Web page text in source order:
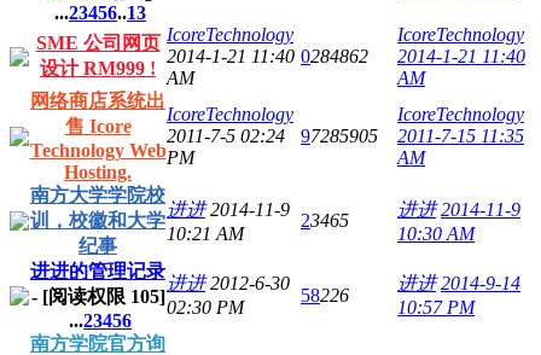
...23456..13
SME 公司网页
设计 RM999 !
IcoreTechnology
2014-1-21 11:40
AM
0284862
IcoreTechnology
2014-1-21 11:40
AM
网络商店系统出
售 Icore
Technology Web
Hosting.
IcoreTechnology
2011-7-5 02:24
PM
97285905
IcoreTechnology
2011-7-15 11:35
AM
南方大学学院校
训，校徽和大学
纪事
进进 2014-11-9
10:21 AM
23465
进进 2014-11-9
10:30 AM
进进的管理记录
- [阅读权限 105]
...23456
进进 2012-6-30
02:30 PM
58226
进进 2014-9-14
10:57 PM
南方学院官方询